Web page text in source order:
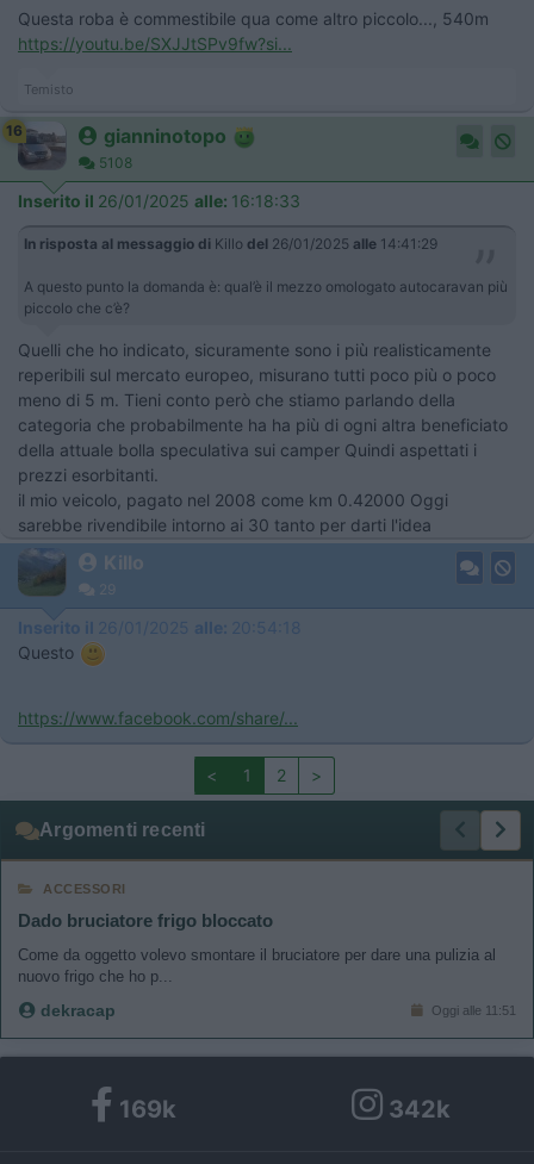
Questa roba è commestibile qua come altro piccolo..., 540m
https://youtu.be/SXJJtSPv9fw?si...
Temisto
16 gianninotopo
5108
Inserito il 26/01/2025 alle: 16:18:33
In risposta al messaggio di Killo del 26/01/2025 alle 14:41:29
A questo punto la domanda è: qual’è il mezzo omologato autocaravan più
piccolo che c’è?
Quelli che ho indicato, sicuramente sono i più realisticamente
reperibili sul mercato europeo, misurano tutti poco più o poco
meno di 5 m. Tieni conto però che stiamo parlando della
categoria che probabilmente ha ha più di ogni altra beneficiato
della attuale bolla speculativa sui camper Quindi aspettati i
prezzi esorbitanti.
il mio veicolo, pagato nel 2008 come km 0.42000 Oggi
sarebbe rivendibile intorno ai 30 tanto per darti l'idea
Killo
29
Inserito il 26/01/2025 alle: 20:54:18
Questo
https://www.facebook.com/share/...
< 1 2 >
Argomenti recenti
ACCESSORI
Dado bruciatore frigo bloccato
Come da oggetto volevo smontare il bruciatore per dare una pulizia al
nuovo frigo che ho p...
dekracap Oggi alle 11:51
169k 342k